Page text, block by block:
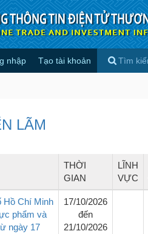
nhập Tạo tài khoản
LÃM
THỜI
GIAN
LĨNH
VỰC
Hồ Chí Minh
phẩm và
ngày 17
17/10/2026
đến
21/10/2026